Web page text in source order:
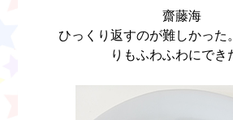
齋藤海
ひっくり返すのが難しかった
りもふわふわにでき